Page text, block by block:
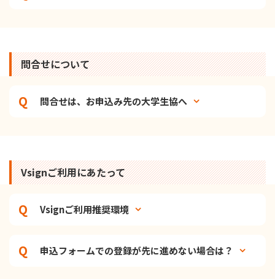
問合せについて
問合せは、お申込み先の大学生協へ
Vsignご利用にあたって
Vsignご利用推奨環境
申込フォームでの登録が先に進めない場合は？